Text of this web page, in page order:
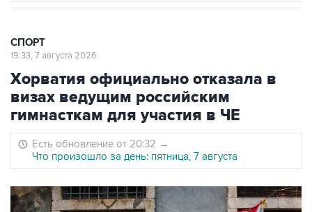
СПОРТ
19:33, 7 августа 2026
Хорватия официально отказала в
визах ведущим российским
гимнасткам для участия в ЧЕ
Есть обновление от 20:32 →
Что произошло за день: пятница, 7 августа